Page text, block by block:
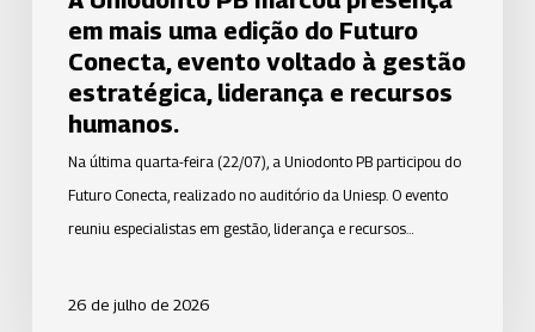
evento
voltado
gestão
liderança
recursos
em mais uma edição do Futuro
Conecta, evento voltado à gestão
estratégica, liderança e recursos
humanos.
Na última quarta-feira (22/07), a Uniodonto PB participou do
Futuro Conecta, realizado no auditório da Uniesp. O evento
reuniu especialistas em gestão, liderança e recursos…
26 de julho de 2026